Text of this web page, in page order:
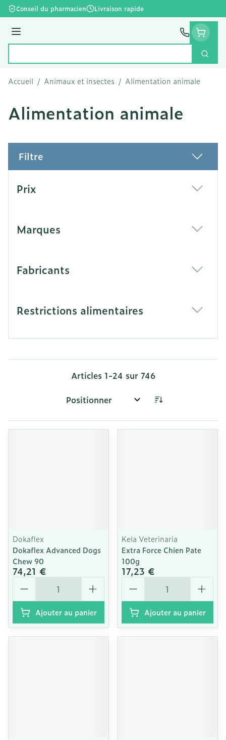
Aller au contenu
Conseil du pharmacien Livraison rapide
Menu
Accueil / Animaux et insectes / Alimentation animale
Alimentation animale
Filtre
Prix
Marques
Fabricants
Restrictions alimentaires
Articles 1-24 sur 746
Trier par:
Dokaflex
Dokaflex Advanced Dogs
Chew 90
74,21 €
Quantité
Ajouter au panier
Kela Veterinaria
Extra Force Chien Pate
100g
17,23 €
Quantité
Ajouter au panier